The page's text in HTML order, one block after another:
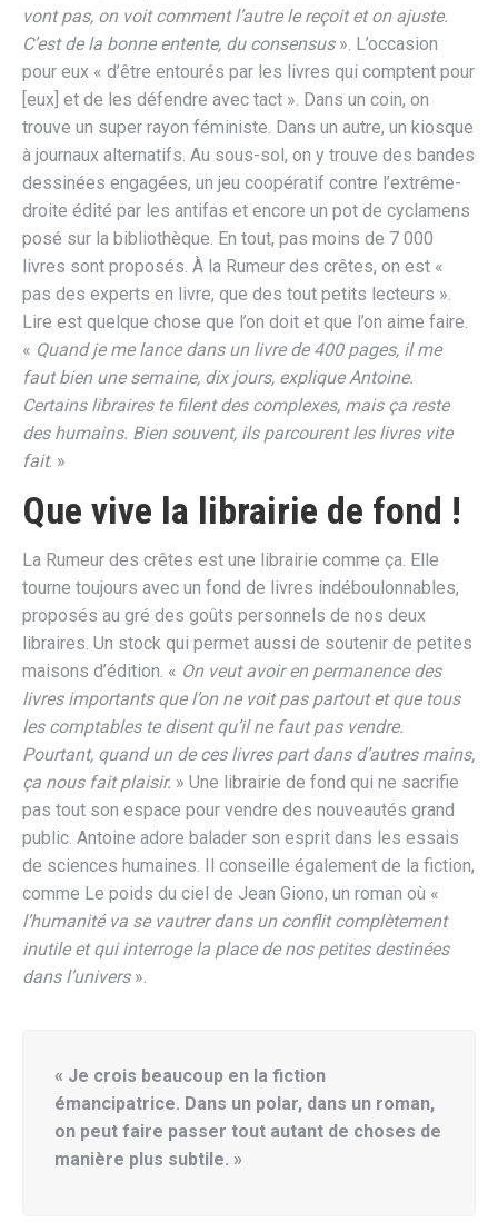
vont pas, on voit comment l’autre le reçoit et on ajuste.
C’est de la bonne entente, du consensus». L’occasion
pour eux « d’être entourés par les livres qui comptent pour
[eux] et de les défendre avec tact ». Dans un coin, on
trouve un super rayon féministe. Dans un autre, un kiosque
à journaux alternatifs. Au sous-sol, on y trouve des bandes
dessinées engagées, un jeu coopératif contre l’extrême-
droite édité par les antifas et encore un pot de cyclamens
posé sur la bibliothèque. En tout, pas moins de 7 000
livres sont proposés. À la Rumeur des crêtes, on est «
pas des experts en livre, que des tout petits lecteurs ».
Lire est quelque chose que l’on doit et que l’on aime faire.
« Quand je me lance dans un livre de 400 pages, il me
faut bien une semaine, dix jours, explique Antoine.
Certains libraires te filent des complexes, mais ça reste
des humains. Bien souvent, ils parcourent les livres vite
fait. »
Que vive la librairie de fond !
La Rumeur des crêtes est une librairie comme ça. Elle
tourne toujours avec un fond de livres indéboulonnables,
proposés au gré des goûts personnels de nos deux
libraires. Un stock qui permet aussi de soutenir de petites
maisons d’édition. « On veut avoir en permanence des
livres importants que l’on ne voit pas partout et que tous
les comptables te disent qu’il ne faut pas vendre.
Pourtant, quand un de ces livres part dans d’autres mains,
ça nous fait plaisir. » Une librairie de fond qui ne sacrifie
pas tout son espace pour vendre des nouveautés grand
public. Antoine adore balader son esprit dans les essais
de sciences humaines. Il conseille également de la fiction,
comme Le poids du ciel de Jean Giono, un roman où «
l’humanité va se vautrer dans un conflit complètement
inutile et qui interroge la place de nos petites destinées
dans l’univers».
« Je crois beaucoup en la fiction
émancipatrice. Dans un polar, dans un roman,
on peut faire passer tout autant de choses de
manière plus subtile. »